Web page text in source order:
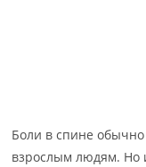
Боли в спине
взрослым людям. Но